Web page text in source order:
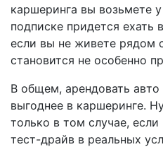
каршеринга вы возьмете
подписке придется ехать
если вы не живете рядом
становится не особенно
В общем, арендовать
выгоднее в каршеринге.
только в том случае,
тест-драйв в реальных